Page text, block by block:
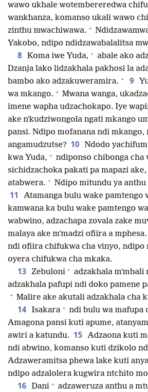
wawo ukhale wotembereredwa
wankhanza, komanso ukali wawo
zinthu mwachiwawa. +
Yakobo, ndipo ndidzawabalalitsa
8 Koma iwe Yuda, + abale ako
Dzanja lako lidzakhala pakhosi la
bambo ako adzakuweramira. + 9
wa mkango. + Mwana wanga,
imene wapha udzachokapo. Iye
ake nʼkudziwongola ngati mkango
pansi. Ndipo mofanana ndi mkango,
angamudzutse? 10 Ndodo
kwa Yuda, + ndiponso chibonga cha
sichidzachoka pakati pa mapazi
atabwera. + Ndipo mitundu ya
11
Atamanga bulu wake pamtengo
kamwana ka bulu wake pamtengo
wabwino, adzachapa zovala zake
malaya ake mʼmadzi ofiira a mphesa.
ndi ofiira chifukwa cha vinyo, ndipo
oyera chifukwa cha mkaka.
13 Zebuloni + adzakhala mʼmbali
adzakhala pafupi ndi doko pamene
+ Malire ake akutali adzakhala cha
14 Isakara + ndi bulu wa mafupa
Amagona pansi kuti apume,
awiri a katundu. 15 Adzaona kuti
ndi abwino, komanso kuti dzikolo
Adzaweramitsa phewa lake kuti
ndipo adzalolera kugwira ntchito
16 Dani + adzaweruza anthu a